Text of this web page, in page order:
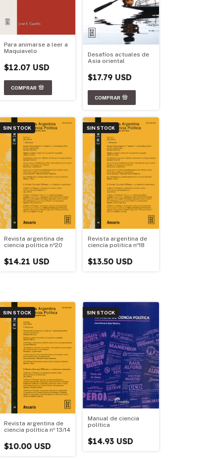
Para animarse a leer a
Maquiavelo
$12.07 USD
Desafíos actuales de
Asia oriental
$17.79 USD
SIN STOCK
Revista argentina de
ciencia politica nº20
$14.21 USD
SIN STOCK
Revista argentina de
ciencia politica nº18
$13.50 USD
SIN STOCK
Revista argentina de
ciencia política nº 13/14
$10.00 USD
SIN STOCK
Manual de ciencia
política
$14.93 USD